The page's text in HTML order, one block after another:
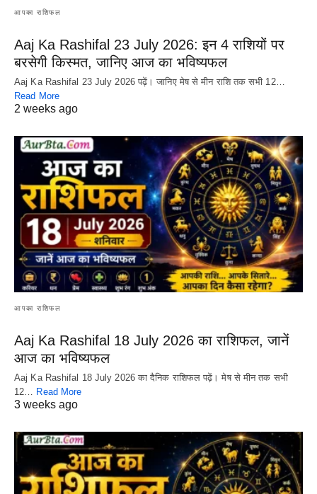
आपका राशिफल
Aaj Ka Rashifal 23 July 2026: इन 4 राशियों पर
बरसेगी किस्मत, जानिए आज का भविष्यफल
Aaj Ka Rashifal 23 July 2026 पढ़ें। जानिए मेष से मीन राशि तक सभी 12…
Read More
2 weeks ago
आपका राशिफल
Aaj Ka Rashifal 18 July 2026 का राशिफल, जानें
आज का भविष्यफल
Aaj Ka Rashifal 18 July 2026 का दैनिक राशिफल पढ़ें। मेष से मीन तक सभी
12… Read More
3 weeks ago